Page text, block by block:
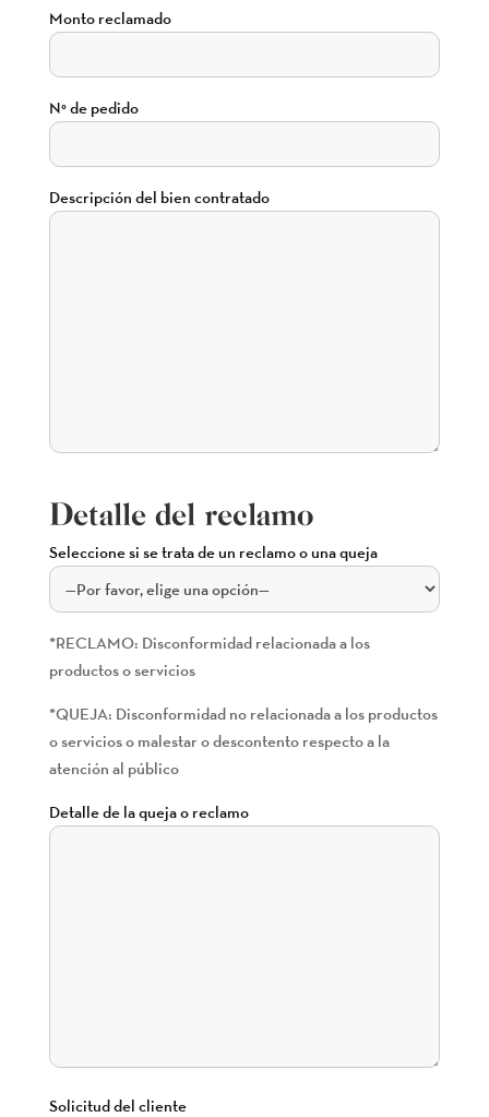
Monto reclamado
N° de pedido
Descripción del bien contratado
Detalle del reclamo
Seleccione si se trata de un reclamo o una queja
*RECLAMO: Disconformidad relacionada a los
productos o servicios
*QUEJA: Disconformidad no relacionada a los productos
o servicios o malestar o descontento respecto a la
atención al público
Detalle de la queja o reclamo
Solicitud del cliente